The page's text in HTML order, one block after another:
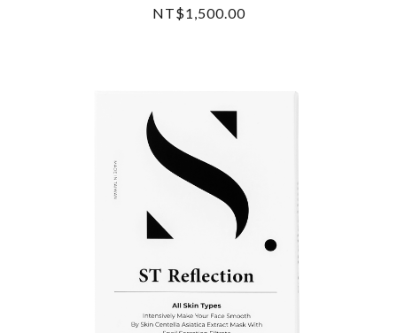
NT$1,500.00